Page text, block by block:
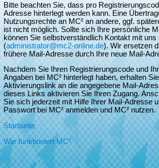
Bitte beachten Sie, dass pro
Adresse hinterlegt werden kann. Eine
Nutzungsrechte an MC² an andere, ggf.
ist nicht möglich. Sollte sich Ihre persönliche
können Sie selbstverständlich Kontakt mit uns
(administrator@mc2-online.de). Wir ersetzen
frühere Mail-Adresse durch Ihre neue Mail-
Nachdem Sie Ihren Registrierungscode und
Angaben bei MC² hinterlegt haben, erhalten
Aktivierungslink an die angegebene Mail-
dieses Links aktivieren Sie Ihren Zugang.
Sie sich jederzeit mit Hilfe Ihrer Mail-Adresse
Passwort bei MC² anmelden und MC² nutzen.
Startseite
Wie funktioniert MC²